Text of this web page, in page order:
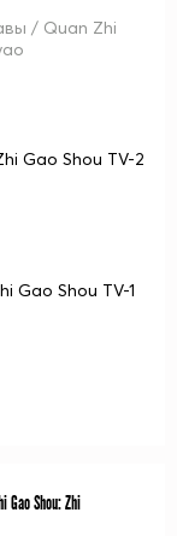
/ Quan Zhi
Gao Shou TV-2
Gao Shou TV-1
Gao Shou: Zhi